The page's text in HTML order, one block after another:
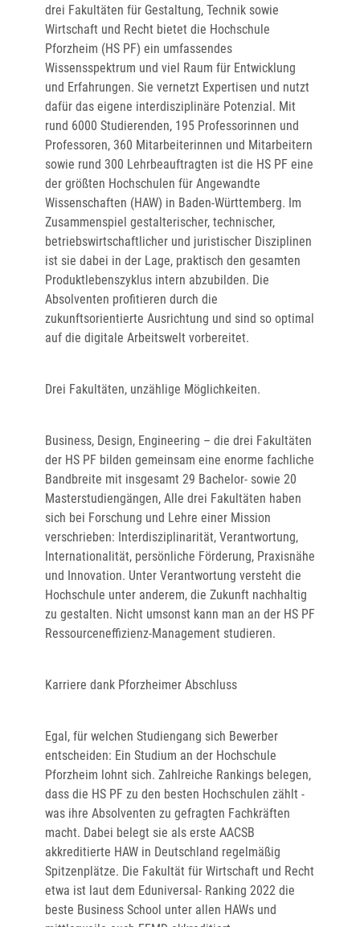
drei Fakultäten für Gestaltung, Technik sowie
Wirtschaft und Recht bietet die Hochschule
Pforzheim (HS PF) ein umfassendes
Wissensspektrum und viel Raum für Entwicklung
und Erfahrungen. Sie vernetzt Expertisen und nutzt
dafür das eigene interdisziplinäre Potenzial. Mit
rund 6000 Studierenden, 195 Professorinnen und
Professoren, 360 Mitarbeiterinnen und Mitarbeitern
sowie rund 300 Lehrbeauftragten ist die HS PF eine
der größten Hochschulen für Angewandte
Wissenschaften (HAW) in Baden-Württemberg. Im
Zusammenspiel gestalterischer, technischer,
betriebswirtschaftlicher und juristischer Disziplinen
ist sie dabei in der Lage, praktisch den gesamten
Produktlebenszyklus intern abzubilden. Die
Absolventen profitieren durch die
zukunftsorientierte Ausrichtung und sind so optimal
auf die digitale Arbeitswelt vorbereitet.
Drei Fakultäten, unzählige Möglichkeiten.
Business, Design, Engineering – die drei Fakultäten
der HS PF bilden gemeinsam eine enorme fachliche
Bandbreite mit insgesamt 29 Bachelor- sowie 20
Masterstudiengängen, Alle drei Fakultäten haben
sich bei Forschung und Lehre einer Mission
verschrieben: Interdisziplinarität, Verantwortung,
Internationalität, persönliche Förderung, Praxisnähe
und Innovation. Unter Verantwortung versteht die
Hochschule unter anderem, die Zukunft nachhaltig
zu gestalten. Nicht umsonst kann man an der HS PF
Ressourceneffizienz-Management studieren.
Karriere dank Pforzheimer Abschluss
Egal, für welchen Studiengang sich Bewerber
entscheiden: Ein Studium an der Hochschule
Pforzheim lohnt sich. Zahlreiche Rankings belegen,
dass die HS PF zu den besten Hochschulen zählt -
was ihre Absolventen zu gefragten Fachkräften
macht. Dabei belegt sie als erste AACSB
akkreditierte HAW in Deutschland regelmäßig
Spitzenplätze. Die Fakultät für Wirtschaft und Recht
etwa ist laut dem Eduniversal- Ranking 2022 die
beste Business School unter allen HAWs und